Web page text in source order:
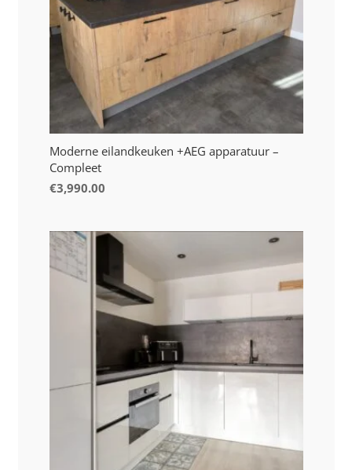
Moderne eilandkeuken +AEG apparatuur –
Compleet
€3,990.00